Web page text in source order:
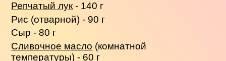
Репчатый лук - 140 г
Рис (отварной) - 90 г
Сыр - 80 г
Сливочное масло (комнатной
температуры) - 60 г